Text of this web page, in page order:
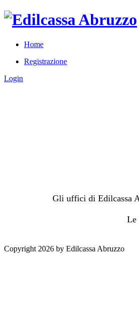
Home
Registrazione
Login
Gli uffici di Edilcassa
Le
Copyright 2026 by Edilcassa Abruzzo